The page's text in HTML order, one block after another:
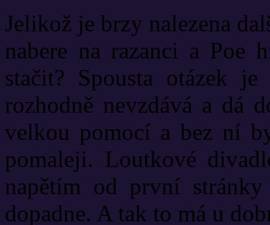
Jelikož je brzy nalezena
nabere na razanci a Poe
stačit? Spousta otázek
rozhodně nevzdává a dá
velkou pomocí a bez ní
pomaleji. Loutkové
napětím od první
dopadne. A tak to má u